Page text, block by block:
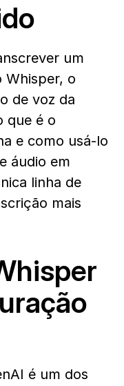
um
Whisper, o
de voz da
que é o
e como usá-lo
áudio em
linha de
mais
é um dos